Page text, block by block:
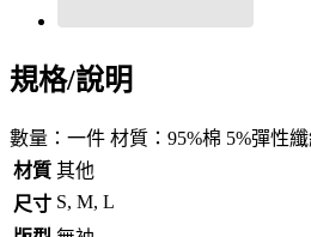
規格/說明
數量：一件 材質：95%棉 5%彈性
材質 其他
尺寸 S, M, L